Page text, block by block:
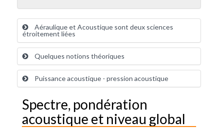
Aéraulique et Acoustique sont deux sciences
étroitement liées
Quelques notions théoriques
Puissance acoustique - pression acoustique
Spectre, pondération
acoustique et niveau global